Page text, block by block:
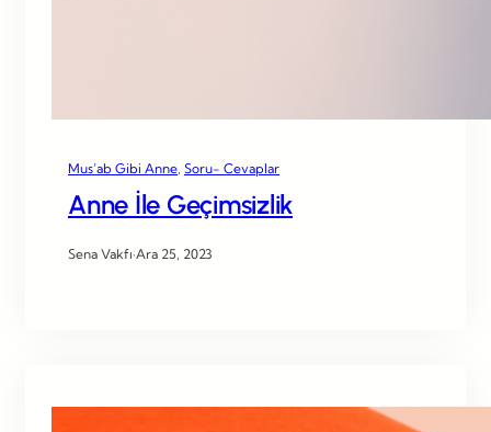
Mus’ab Gibi Anne Soru- Cevaplar
Anne İle Geçimsizlik
Sena Vakfı·Ara 25, 2023